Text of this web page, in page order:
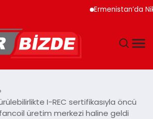
Ermenistan’da Nikol
I-REC sertifikasıyla öncü
fancoil üretim merkezi haline geldi